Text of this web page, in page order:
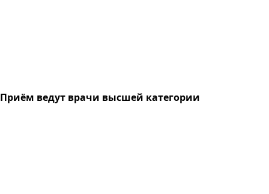
Приём ведут врачи высшей категории